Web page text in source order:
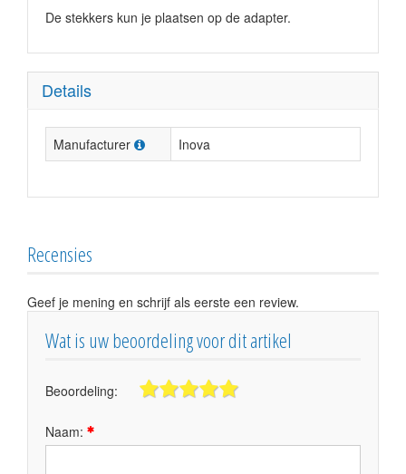
De stekkers kun je plaatsen op de adapter.
Details
Manufacturer Inova
Recensies
Geef je mening en schrijf als eerste een review.
Wat is uw beoordeling voor dit artikel
Beoordeling:
Naam: